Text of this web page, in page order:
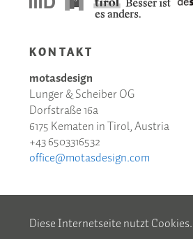
KONTAKT
motasdesign
Lunger & Scheiber OG
Dorfstraße 16a
6175 Kematen in Tirol, Austria
+43 6503316532
office@motasdesign.com
Diese Internetseite nutzt